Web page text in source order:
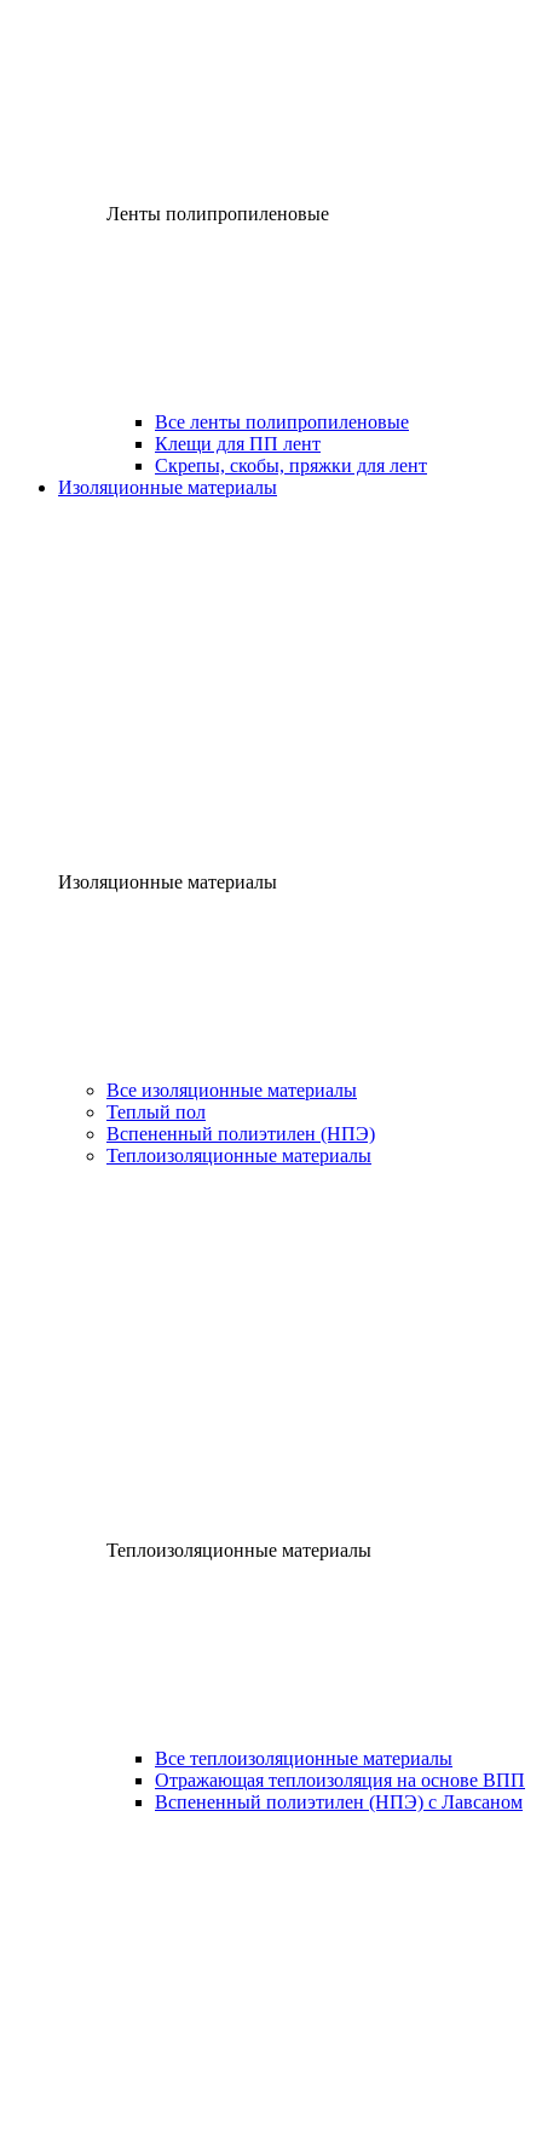
Ленты полипропиленовые
Все ленты полипропиленовые
Клещи для ПП лент
Скрепы, скобы, пряжки для лент
Изоляционные материалы
Изоляционные материалы
Все изоляционные материалы
Теплый пол
Вспененный полиэтилен (НПЭ)
Теплоизоляционные материалы
Теплоизоляционные материалы
Все теплоизоляционные материалы
Отражающая теплоизоляция на основе ВПП
Вспененный полиэтилен (НПЭ) с Лавсаном